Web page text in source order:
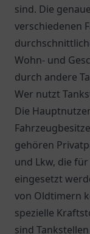
sind. Die
verschiedenen
Wohn- und
durch andere
Wer nutzt
Die
gehören
und Lkw, die
eingesetzt
von Oldtimern
spezielle
sind